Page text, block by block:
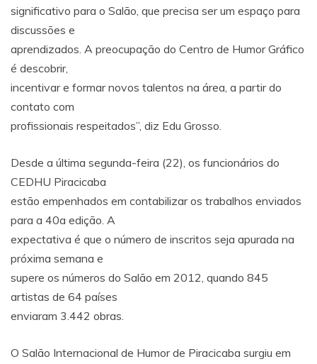
significativo para o Salão, que precisa ser um espaço para
discussões e
aprendizados. A preocupação do Centro de Humor Gráfico
é descobrir,
incentivar e formar novos talentos na área, a partir do
contato com
profissionais respeitados”, diz Edu Grosso.
Desde a última segunda-feira (22), os funcionários do
CEDHU Piracicaba
estão empenhados em contabilizar os trabalhos enviados
para a 40a edição. A
expectativa é que o número de inscritos seja apurada na
próxima semana e
supere os números do Salão em 2012, quando 845
artistas de 64 países
enviaram 3.442 obras.
O Salão Internacional de Humor de Piracicaba surgiu em